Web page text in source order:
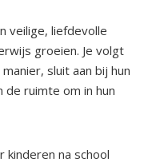
veilige, liefdevolle
groeien. Je volgt
sluit aan bij hun
ruimte om in hun
kinderen na school